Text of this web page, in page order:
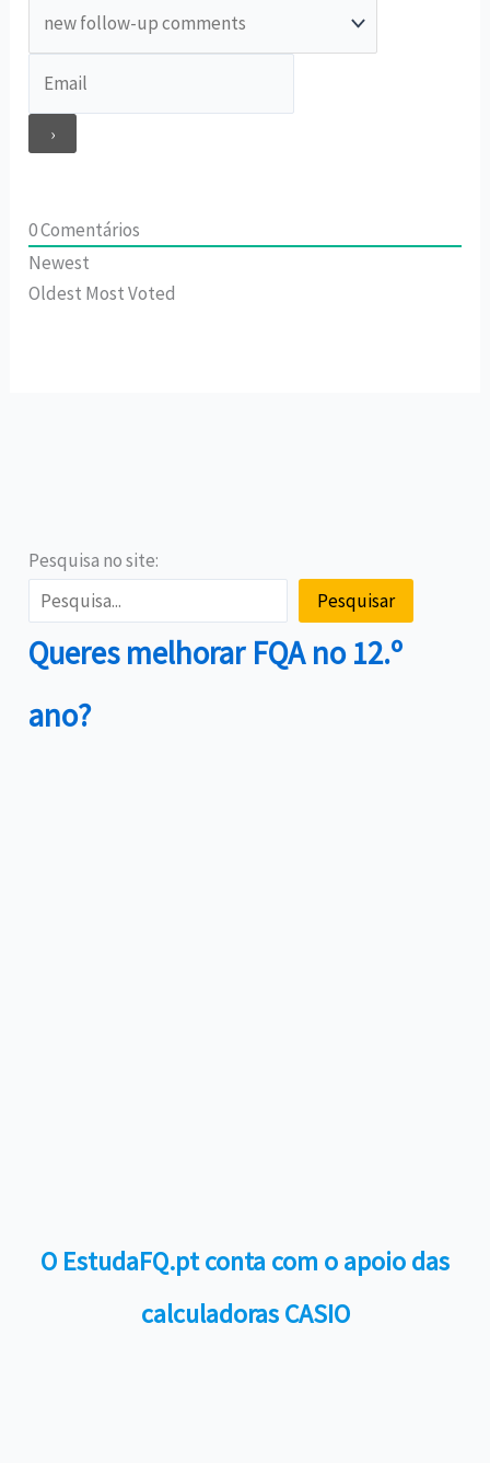
0Comentários
Newest
Oldest Most Voted
Pesquisa no site:
Pesquisar
Queres melhorar FQA no 12.º
ano?
O EstudaFQ.pt conta com o apoio das
calculadoras CASIO